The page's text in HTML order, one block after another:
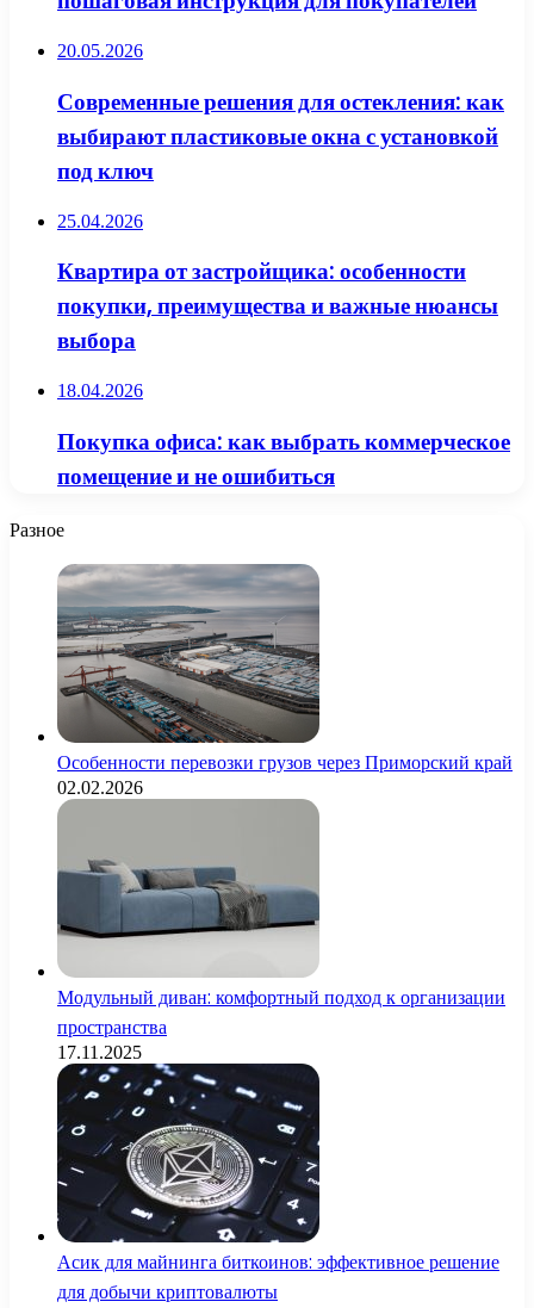
20.05.2026
Современные решения для остекления: как
выбирают пластиковые окна с установкой
под ключ
25.04.2026
Квартира от застройщика: особенности
покупки, преимущества и важные нюансы
выбора
18.04.2026
Покупка офиса: как выбрать коммерческое
помещение и не ошибиться
Разное
Особенности перевозки грузов через Приморский край
02.02.2026
Модульный диван: комфортный подход к организации
пространства
17.11.2025
Асик для майнинга биткоинов: эффективное решение
для добычи криптовалюты